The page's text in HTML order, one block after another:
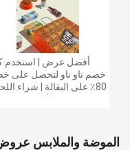
أفضل عرض | استخدم
خصم ناو ناو لتحصل على
80٪ على البقالة | شراء
الموضة والملابس